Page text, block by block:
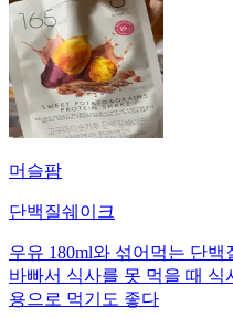
머슬팜
단백질쉐이크
우유 180ml와 섞어먹는 단
바빠서 식사를 못 먹을 때 식
용으로 먹기도 좋다